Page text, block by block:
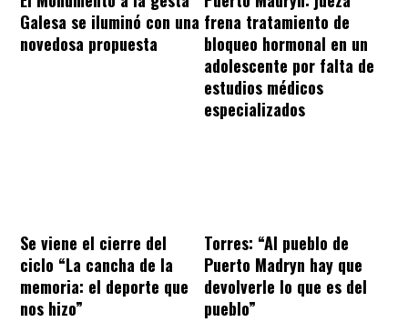
Galesa se iluminó con una
novedosa propuesta
frena tratamiento de
bloqueo hormonal en un
adolescente por falta de
estudios médicos
especializados
Se viene el cierre del
ciclo “La cancha de la
memoria: el deporte que
nos hizo”
Torres: “Al pueblo de
Puerto Madryn hay que
devolverle lo que es del
pueblo”